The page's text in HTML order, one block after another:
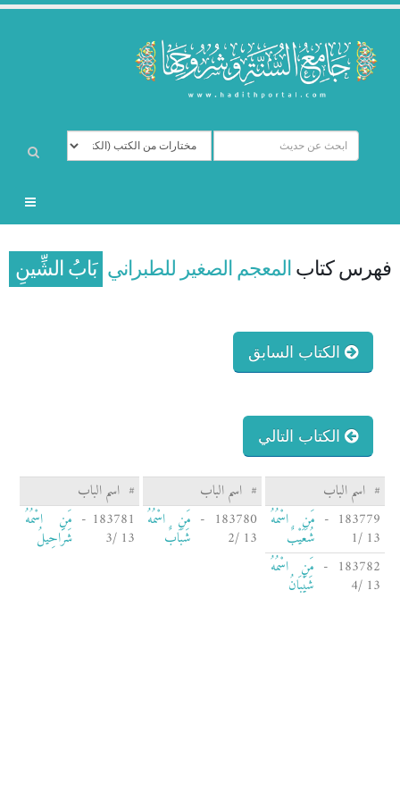
فهرس كتاب المعجم الصغير للطبراني بَابُ الشِّينِ
الكتاب السابق
الكتاب التالي
# اسم الباب # اسم الباب # اسم الباب
183779 -
13 /1
مَنِ اسْمُهُ
شُعَيْبٌ
183780 -
13 /2
مَنِ اسْمُهُ
شَبَابٌ
183781 -
13 /3
مَنِ اسْمُهُ
شَرَاحِيلُ
183782 -
13 /4
مَنِ اسْمُهُ
شَيْبَانُ